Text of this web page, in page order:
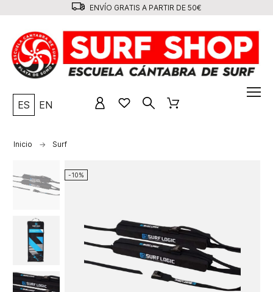
ENVÍO GRATIS A PARTIR DE 50€
ES EN
Inicio Surf
-10%